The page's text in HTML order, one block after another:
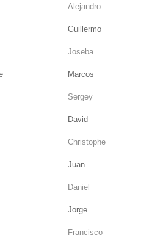
Alejandro
Guillermo
Joseba
Marcos
Sergey
David
Christophe
Juan
Daniel
Jorge
Francisco